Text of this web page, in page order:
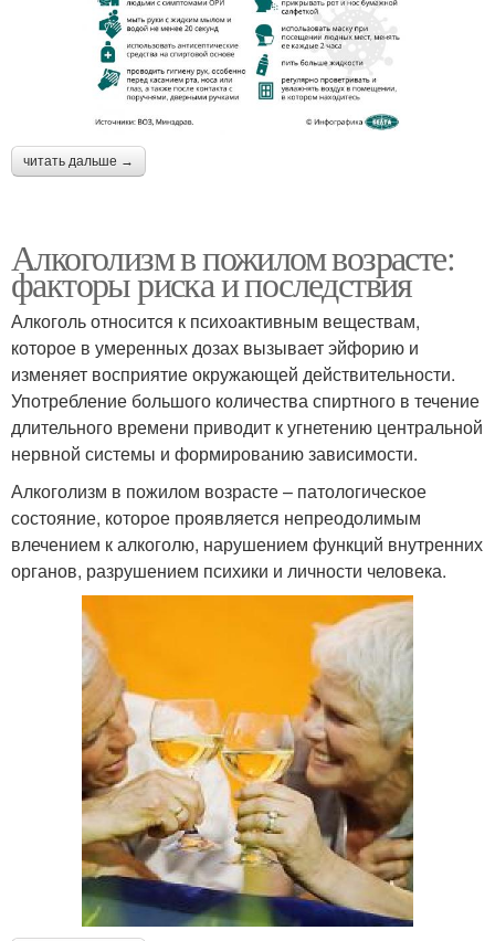
читать дальше →
Алкоголизм в пожилом возрасте:
факторы риска и последствия
Алкоголь относится к психоактивным веществам,
которое в умеренных дозах вызывает эйфорию и
изменяет восприятие окружающей действительности.
Употребление большого количества спиртного в течение
длительного времени приводит к угнетению центральной
нервной системы и формированию зависимости.
Алкоголизм в пожилом возрасте – патологическое
состояние, которое проявляется непреодолимым
влечением к алкоголю, нарушением функций внутренних
органов, разрушением психики и личности человека.